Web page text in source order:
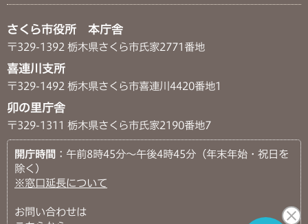
さくら市役所 本庁舎
〒329-1392 栃木県さくら市氏家2771番地
喜連川支所
〒329-1492 栃木県さくら市喜連川4420番地1
卯の里庁舎
〒329-1311 栃木県さくら市氏家2190番地7
開庁時間 ：午前8時45分～午後4時45分（年末年始・祝日を
除く）
※窓口延長について
お問い合わせは